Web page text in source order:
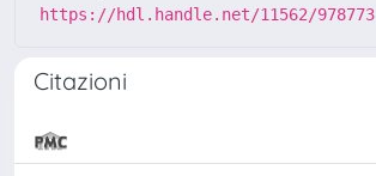
https://hdl.handle.net/11562/978773
Citazioni